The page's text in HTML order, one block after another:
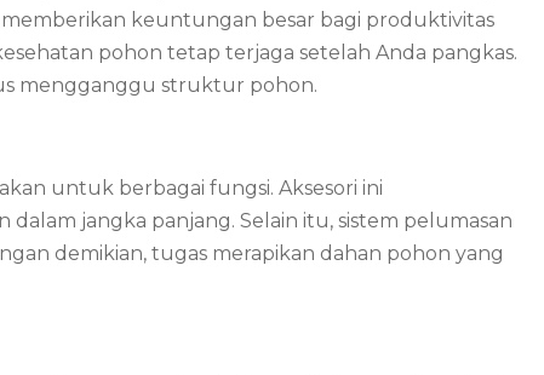
keuntungan besar bagi produktivitas
pohon tetap terjaga setelah Anda pangkas.
mengganggu struktur pohon.
untuk berbagai fungsi. Aksesori ini
jangka panjang. Selain itu, sistem pelumasan
demikian, tugas merapikan dahan pohon yang